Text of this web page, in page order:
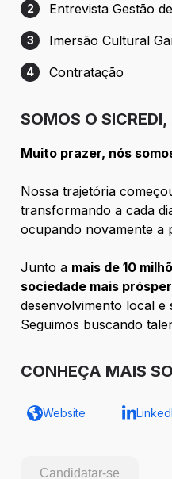
Etapa 2: Entrevista
2 Entrevista Gestão
Etapa 3: Imersão Cultural
3 Imersão Cultural
Etapa 4: Contratação
4 Contratação
SOMOS O
Muito prazer, nós
Nossa trajetória
transformando a cada
ocupando novamente a
Junto a mais de 10
sociedade mais
desenvolvimento local e
Seguimos buscando
CONHEÇA MAIS
Website
Candidatar-se